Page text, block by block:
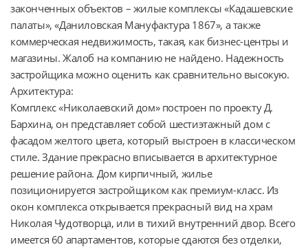
законченных объектов – жилые комплексы «Кадашевские
палаты», «Даниловская Мануфактура 1867», а также
коммерческая недвижимость, такая, как бизнес-центры и
магазины. Жалоб на компанию не найдено. Надежность
застройщика можно оценить как сравнительно высокую.
Архитектура:
Комплекс «Николаевский дом» построен по проекту Д.
Бархина, он представляет собой шестиэтажный дом с
фасадом желтого цвета, который выстроен в классическом
стиле. Здание прекрасно вписывается в архитектурное
решение района. Дом кирпичный, жилье
позиционируется застройщиком как премиум-класс. Из
окон комплекса открывается прекрасный вид на храм
Николая Чудотворца, или в тихий внутренний двор. Всего
имеется 60 апартаментов, которые сдаются без отделки,